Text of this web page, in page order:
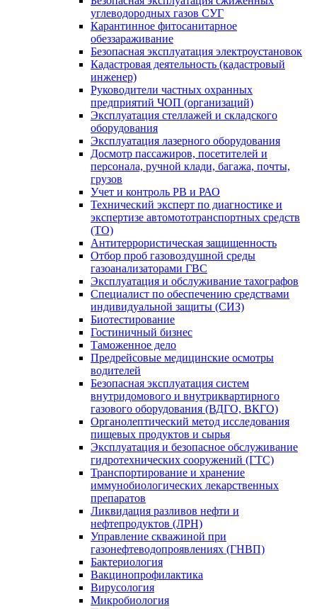
углеводородных газов СУГ
Карантинное фитосанитарное
обеззараживание
Безопасная эксплуатация электроустановок
Кадастровая деятельность (кадастровый
инженер)
Руководители частных охранных
предприятий ЧОП (организаций)
Эксплуатация стеллажей и складского
оборудования
Эксплуатация лазерного оборудования
Досмотр пассажиров, посетителей и
персонала, ручной клади, багажа, почты,
грузов
Учет и контроль РВ и РАО
Технический эксперт по диагностике и
экспертизе автомототранспортных средств
(ТО)
Антитеррористическая защищенность
Отбор проб газовоздушной среды
газоанализаторами ГВС
Эксплуатация и обслуживание тахографов
Специалист по обеспечению средствами
индивидуальной защиты (СИЗ)
Биотестирование
Гостиничный бизнес
Таможенное дело
Предрейсовые медицинские осмотры
водителей
Безопасная эксплуатация систем
внутридомового и внутриквартирного
газового оборудования (ВДГО, ВКГО)
Органолептический метод исследования
пищевых продуктов и сырья
Эксплуатация и безопасное обслуживание
гидротехнических сооружений (ГТС)
Транспортирование и хранение
иммунобиологических лекарственных
препаратов
Ликвидация разливов нефти и
нефтепродуктов (ЛРН)
Управление скважиной при
газонефтеводопроявлениях (ГНВП)
Бактериология
Вакцинопрофилактика
Вирусология
Микробиология